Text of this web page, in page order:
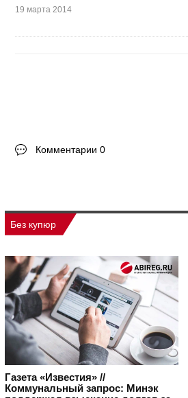
19 марта 2014
Комментарии 0
Без купюр
Газета «Известия» //
Коммунальный запрос: Минэк